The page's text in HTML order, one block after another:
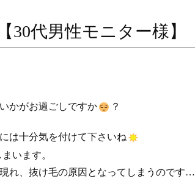
代男性モニター様】
かがお過ごしですか
？
には十分気を付けて下さいね
います。
れ、抜け毛の原因となってしまうのです…